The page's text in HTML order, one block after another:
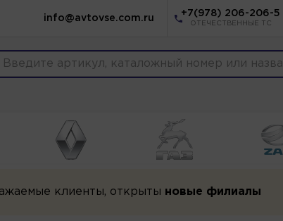
info@avtovse.com.ru
+7(978) 206-206-5
ОТЕЧЕСТВЕННЫЕ ТС
клиенты, открыты новые филиалы